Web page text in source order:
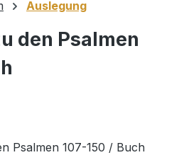
Auslegung
den Psalmen